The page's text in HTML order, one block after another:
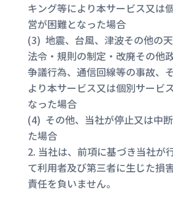
キング等により本サービス又は
営が困難となった場合
(3) 地震、台風、津波その他の天
法令・規則の制定・改廃その他
争議行為、通信回線等の事故、
より本サービス又は個別サービ
なった場合
(4) その他、当社が停止又は中
た場合
当社は、前項に基づき当社が
て利用者及び第三者に生じた損
責任を負いません。